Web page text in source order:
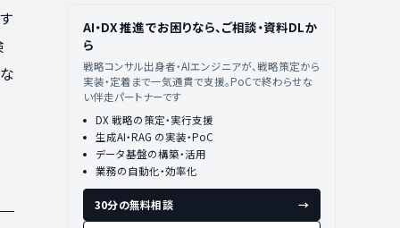
AI・DX 推進でお困りなら、ご相談・資料DLか
ら
戦略コンサル出身者・AIエンジニアが、戦略策定から
実装・定着まで一気通貫で支援。PoCで終わらせな
い伴走パートナーです
DX 戦略の策定・実行支援
生成AI・RAG の実装・PoC
データ基盤の構築・活用
業務の自動化・効率化
30分の無料相談 →